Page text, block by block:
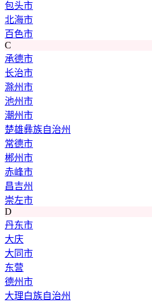
包头市
北海市
百色市
C
承德市
长治市
滁州市
池州市
潮州市
楚雄彝族自治州
常德市
郴州市
赤峰市
昌吉州
崇左市
D
丹东市
大庆
大同市
东营
德州市
大理白族自治州